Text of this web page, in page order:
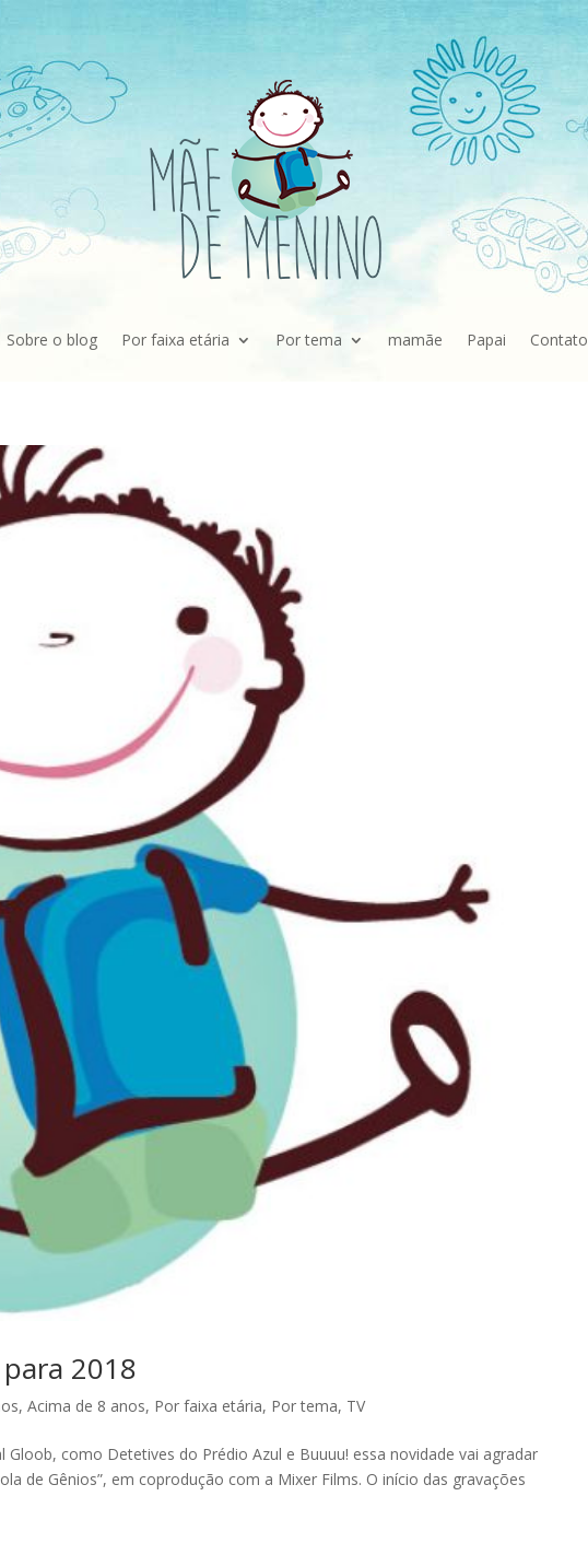
Sobre o blog Por faixa etária Por tema mamãe Papai Contato
2018
, Acima de 8 anos, Por faixa etária, Por tema, TV
como Detetives do Prédio Azul e Buuuu! essa novidade vai agradar
de Gênios”, em coprodução com a Mixer Films. O início das gravações